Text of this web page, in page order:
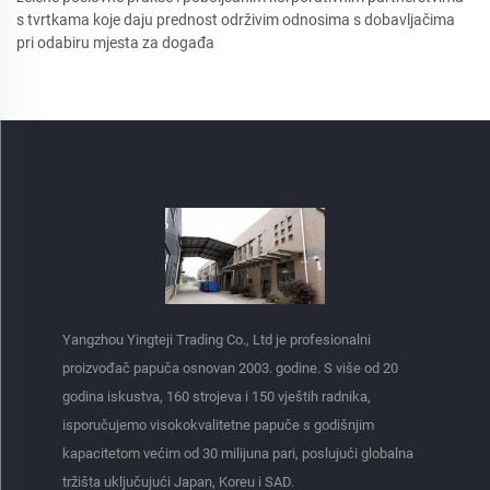
s tvrtkama koje daju prednost održivim odnosima s dobavljačima
pri odabiru mjesta za događa
Yangzhou Yingteji Trading Co., Ltd je profesionalni
proizvođač papuča osnovan 2003. godine. S više od 20
godina iskustva, 160 strojeva i 150 vještih radnika,
isporučujemo visokokvalitetne papuče s godišnjim
kapacitetom većim od 30 milijuna pari, poslujući globalna
tržišta uključujući Japan, Koreu i SAD.